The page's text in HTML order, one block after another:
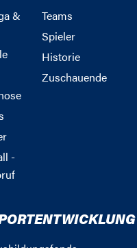
&
-
Teams
Spieler
Historie
Zuschauende